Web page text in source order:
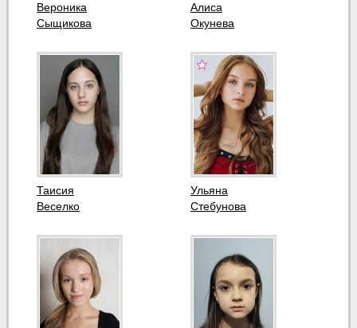
Вероника
Сыщикова
Алиса
Окунева
Таисия
Веселко
Ульяна
Стебунова